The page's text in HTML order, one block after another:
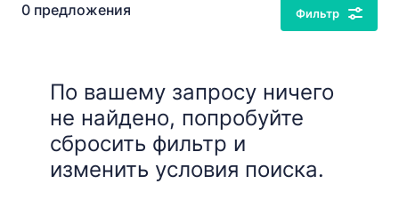
0 предложения Фильтр
По вашему запросу ничего
не найдено, попробуйте
сбросить фильтр и
изменить условия поиска.